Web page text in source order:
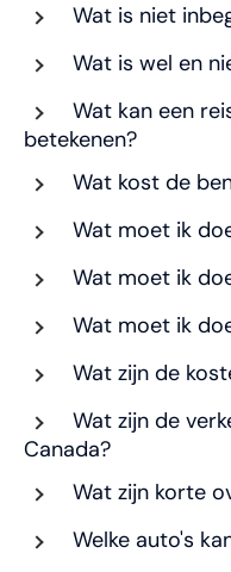
Wat is niet
Wat is wel en
Wat kan een
betekenen?
Wat kost de
Wat moet ik
Wat moet ik
Wat moet ik
Wat zijn de
Wat zijn de
Canada?
Wat zijn korte
Welke auto's